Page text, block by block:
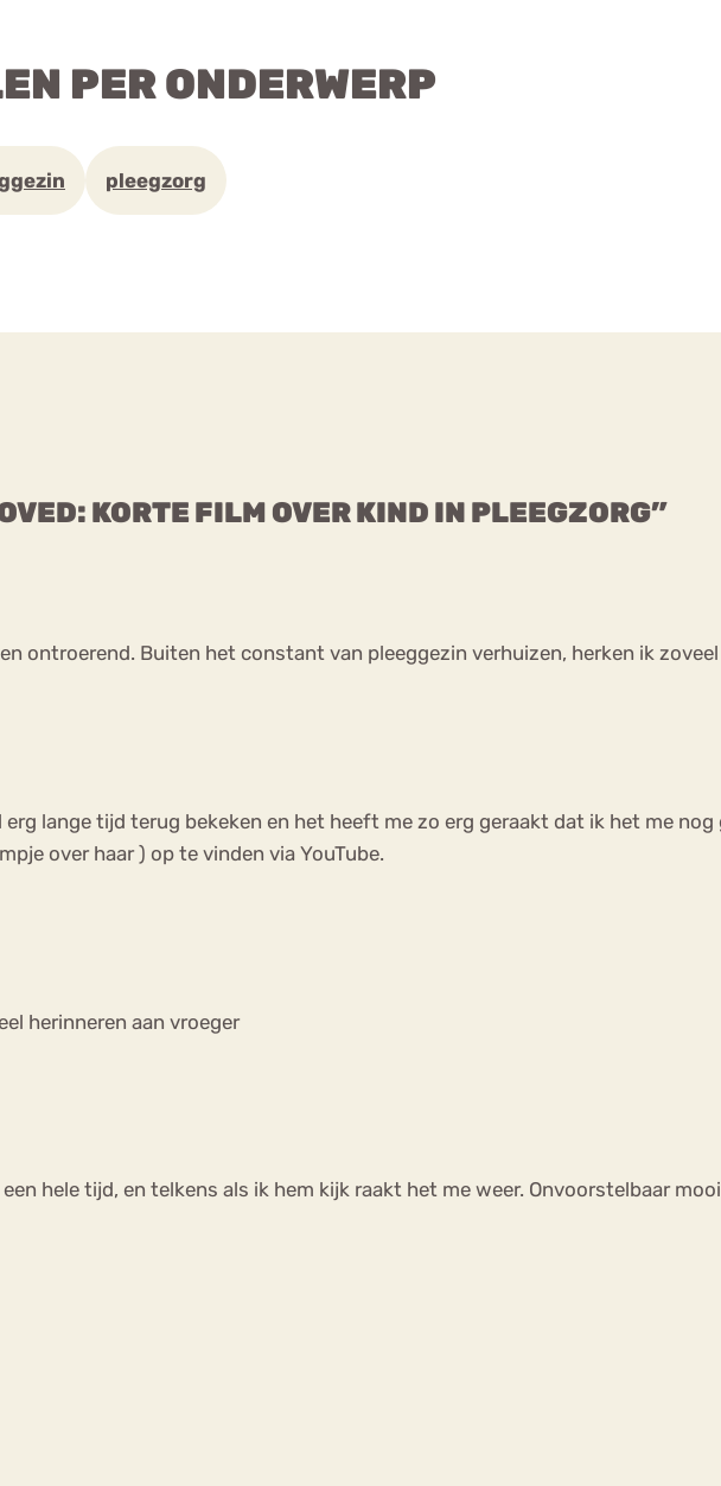
PER ONDERWERP
pleegzorg
KORTE FILM OVER KIND IN PLEEGZORG”
ontroerend. Buiten het constant van pleeggezin verhuizen, herken ik
lange tijd terug bekeken en het heeft me zo erg geraakt dat ik het me nog
over haar ) op te vinden via YouTube.
herinneren aan vroeger
hele tijd, en telkens als ik hem kijk raakt het me weer. Onvoorstelbaar